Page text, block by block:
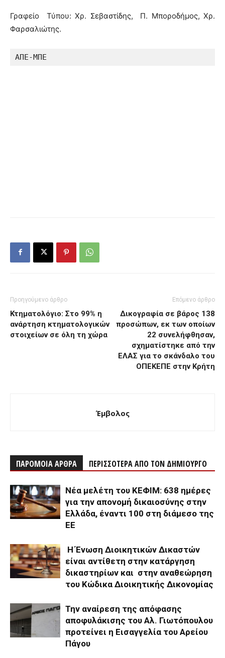
Γραφείο Τύπου: Χρ. Σεβαστίδης, Π. Μποροδήμος, Χρ.
Φαρσαλιώτης.
ΑΠΕ-ΜΠΕ
Προηγούμενο άρθρο
Κτηματολόγιο: Στο 99% η
ανάρτηση κτηματολογικών
στοιχείων σε όλη τη χώρα
Επόμενο άρθρο
Δικογραφία σε βάρος 138
προσώπων, εκ των οποίων
22 συνελήφθησαν,
σχηματίστηκε από την
ΕΛΑΣ για το σκάνδαλο του
ΟΠΕΚΕΠΕ στην Κρήτη
Έμβολος
ΠΑΡΟΜΟΙΑ ΑΡΘΡΑ ΠΕΡΙΣΣΟΤΕΡΑ ΑΠΟ ΤΟΝ ΔΗΜΙΟΥΡΓΟ
Νέα μελέτη του ΚΕΦΙΜ: 638 ημέρες
για την απονομή δικαιοσύνης στην
Ελλάδα, έναντι 100 στη διάμεσο της
ΕΕ
Η Ένωση Διοικητικών Δικαστών
είναι αντίθετη στην κατάργηση
δικαστηρίων και στην αναθεώρηση
του Κώδικα Διοικητικής Δικονομίας
Την αναίρεση της απόφασης
αποφυλάκισης του Αλ. Γιωτόπουλου
προτείνει η Εισαγγελία του Αρείου
Πάγου